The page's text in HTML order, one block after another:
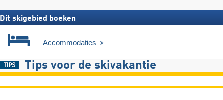
Dit skigebied boeken
Accommodaties
Tips voor de skivakantie